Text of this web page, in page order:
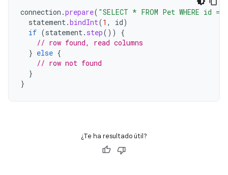
connection .prepare( "SELECT * FROM Pet WHERE id =
statement.bindInt(1 , id)
if (statement. step())
{
// row found, read columns
} else {
// row not found
}
}
¿Te ha resultado útil?